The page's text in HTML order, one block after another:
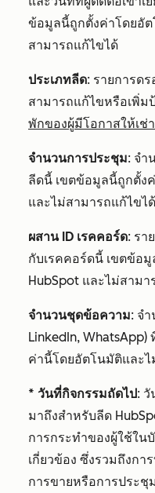
ข้อมูลนี้ถูกตั้งค่าโดยอัต
สามารถแก้ไขได้
ประเภทลีด: รายการด
สามารถแก้ไขหรือเพิ่ม
พักของผู้มีโอกาสให้เช่
จำนวนการประชุม: จำ
ลีดนี้ เขตข้อมูลนี้ถูกตั้ง
และไม่สามารถแก้ไขได้
ผสาน ID เรคคอร์ด: รา
กับเรคคอร์ดนี้ เขตข้อ
HubSpot และไม่สามา
จำนวนชุดข้อความ: จ
LinkedIn, WhatsApp)
ค่านี้โดยอัตโนมัติและ
* วันที่กิจกรรมถัดไป:
มาถึงสำหรับลีด
การกระทำของผู้ใช้ใ
เกี่ยวข้อง ซึ่งรวมถึงก
การขายหรือการประชุ